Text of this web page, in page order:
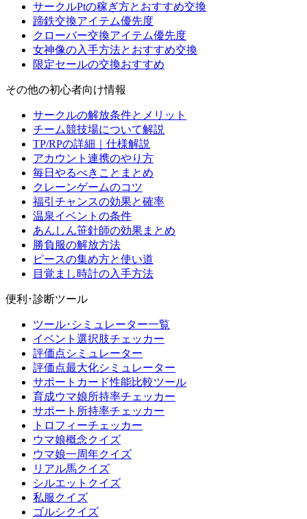
サークルPtの稼ぎ方とおすすめ交換
蹄鉄交換アイテム優先度
クローバー交換アイテム優先度
女神像の入手方法とおすすめ交換
限定セールの交換おすすめ
その他の初心者向け情報
サークルの解放条件とメリット
チーム競技場について解説
TP/RPの詳細｜仕様解説
アカウント連携のやり方
毎日やるべきことまとめ
クレーンゲームのコツ
福引チャンスの効果と確率
温泉イベントの条件
あんしん笹針師の効果まとめ
勝負服の解放方法
ピースの集め方と使い道
目覚まし時計の入手方法
便利･診断ツール
ツール･シミュレーター一覧
イベント選択肢チェッカー
評価点シミュレーター
評価点最大化シミュレーター
サポートカード性能比較ツール
育成ウマ娘所持率チェッカー
サポート所持率チェッカー
トロフィーチェッカー
ウマ娘概念クイズ
ウマ娘一周年クイズ
リアル馬クイズ
シルエットクイズ
私服クイズ
ゴルシクイズ